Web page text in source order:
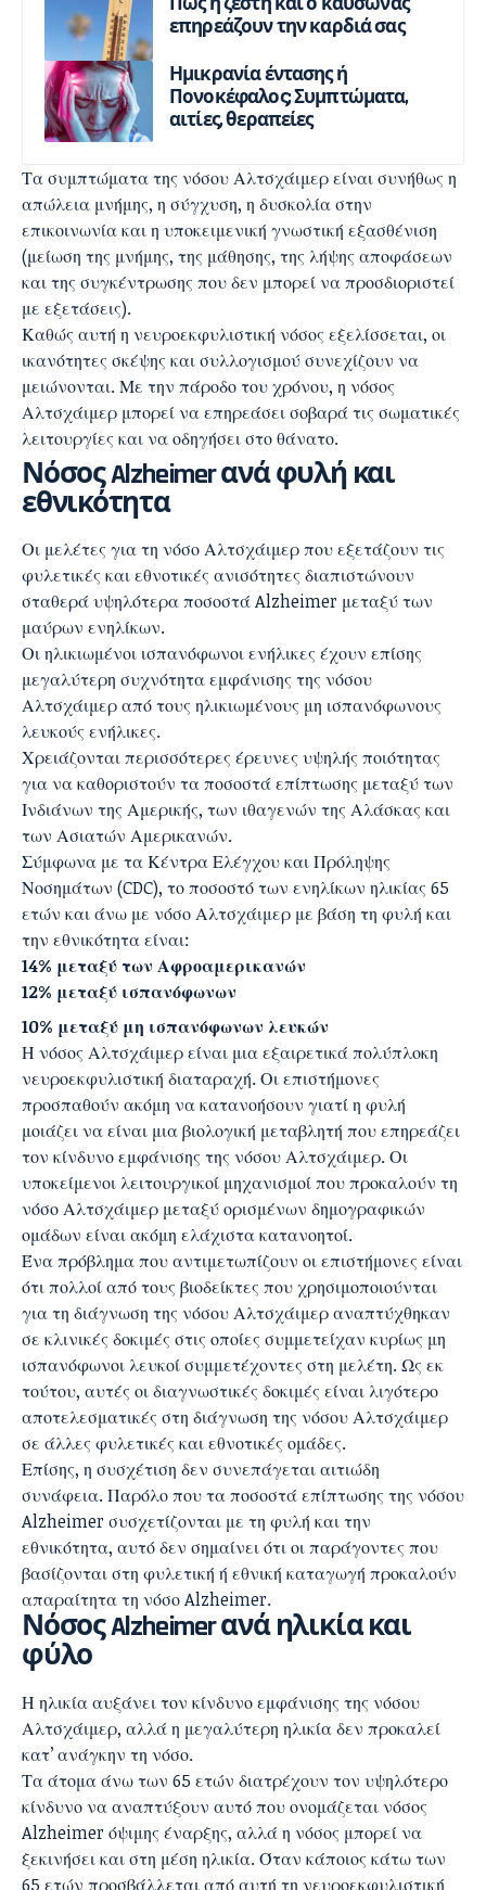
επηρεάζουν την καρδιά σας
Ημικρανία έντασης ή
Πονοκέφαλος; Συμπτώματα,
αιτίες, θεραπείες
Τα συμπτώματα της νόσου Αλτσχάιμερ είναι συνήθως η
απώλεια μνήμης, η σύγχυση, η δυσκολία στην
επικοινωνία και η υποκειμενική γνωστική εξασθένιση
(μείωση της μνήμης, της μάθησης, της λήψης αποφάσεων
και της συγκέντρωσης που δεν μπορεί να προσδιοριστεί
με εξετάσεις).
Καθώς αυτή η νευροεκφυλιστική νόσος εξελίσσεται, οι
ικανότητες σκέψης και συλλογισμού συνεχίζουν να
μειώνονται. Με την πάροδο του χρόνου, η νόσος
Αλτσχάιμερ μπορεί να επηρεάσει σοβαρά τις σωματικές
λειτουργίες και να οδηγήσει στο θάνατο.
Νόσος Alzheimerανά φυλή και
εθνικότητα
Οι μελέτες για τη νόσο Αλτσχάιμερ που εξετάζουν τις
φυλετικές και εθνοτικές ανισότητες διαπιστώνουν
σταθερά υψηλότερα ποσοστά Alzheimer μεταξύ των
μαύρων ενηλίκων.
Οι ηλικιωμένοι ισπανόφωνοι ενήλικες έχουν επίσης
μεγαλύτερη συχνότητα εμφάνισης της νόσου
Αλτσχάιμερ από τους ηλικιωμένους μη ισπανόφωνους
λευκούς ενήλικες.
Χρειάζονται περισσότερες έρευνες υψηλής ποιότητας
για να καθοριστούν τα ποσοστά επίπτωσης μεταξύ των
Ινδιάνων της Αμερικής, των ιθαγενών της Αλάσκας και
των Ασιατών Αμερικανών.
Σύμφωνα με τα Κέντρα Ελέγχου και Πρόληψης
Νοσημάτων (CDC), το ποσοστό των ενηλίκων ηλικίας 65
ετών και άνω με νόσο Αλτσχάιμερ με βάση τη φυλή και
την εθνικότητα είναι:
14% μεταξύ των Αφροαμερικανών
12% μεταξύ ισπανόφωνων
10% μεταξύ μη ισπανόφωνων λευκών
Η νόσος Αλτσχάιμερ είναι μια εξαιρετικά πολύπλοκη
νευροεκφυλιστική διαταραχή. Οι επιστήμονες
προσπαθούν ακόμη να κατανοήσουν γιατί η φυλή
μοιάζει να είναι μια βιολογική μεταβλητή που επηρεάζει
τον κίνδυνο εμφάνισης της νόσου Αλτσχάιμερ. Οι
υποκείμενοι λειτουργικοί μηχανισμοί που προκαλούν τη
νόσο Αλτσχάιμερ μεταξύ ορισμένων δημογραφικών
ομάδων είναι ακόμη ελάχιστα κατανοητοί.
Ένα πρόβλημα που αντιμετωπίζουν οι επιστήμονες είναι
ότι πολλοί από τους βιοδείκτες που χρησιμοποιούνται
για τη διάγνωση της νόσου Αλτσχάιμερ αναπτύχθηκαν
σε κλινικές δοκιμές στις οποίες συμμετείχαν κυρίως μη
ισπανόφωνοι λευκοί συμμετέχοντες στη μελέτη. Ως εκ
τούτου, αυτές οι διαγνωστικές δοκιμές είναι λιγότερο
αποτελεσματικές στη διάγνωση της νόσου Αλτσχάιμερ
σε άλλες φυλετικές και εθνοτικές ομάδες.
Επίσης, η συσχέτιση δεν συνεπάγεται αιτιώδη
συνάφεια. Παρόλο που τα ποσοστά επίπτωσης της νόσου
Alzheimer συσχετίζονται με τη φυλή και την
εθνικότητα, αυτό δεν σημαίνει ότι οι παράγοντες που
βασίζονται στη φυλετική ή εθνική καταγωγή προκαλούν
απαραίτητα τη νόσο Alzheimer.
Νόσος Alzheimerανά ηλικία και
φύλο
Η ηλικία αυξάνει τον κίνδυνο εμφάνισης της νόσου
Αλτσχάιμερ, αλλά η μεγαλύτερη ηλικία δεν προκαλεί
κατ’ ανάγκην τη νόσο.
Τα άτομα άνω των 65 ετών διατρέχουν τον υψηλότερο
κίνδυνο να αναπτύξουν αυτό που ονομάζεται νόσος
Alzheimer όψιμης έναρξης, αλλά η νόσος μπορεί να
ξεκινήσει και στη μέση ηλικία. Όταν κάποιος κάτω των
65 ετών προσβάλλεται από αυτή τη νευροεκφυλιστική